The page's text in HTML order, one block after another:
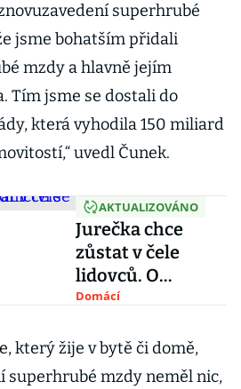
superhrubé
jsme bohatším přidali
mzdy a hlavně jejím
Tím jsme se dostali do
která vyhodila 150 miliard
uvedl Čunek.
AKTUALIZOVÁNO
Jurečka chce
zůstat v čele
lidovců. O
předsednictví se
Domácí
který žije v bytě či domě,
superhrubé mzdy neměl nic,